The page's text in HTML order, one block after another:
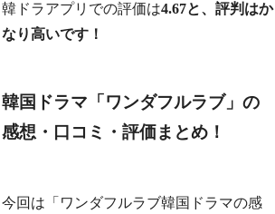
韓ドラアプリでの評価は4.67と、評判はか
なり高いです！
韓国ドラマ「ワンダフルラブ」の
感想・口コミ・評価まとめ！
今回は「ワンダフルラブ韓国ドラマの感